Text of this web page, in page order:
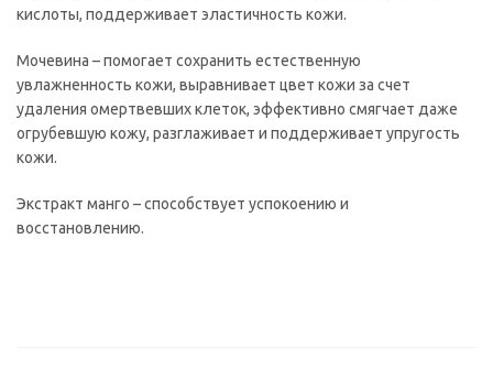
кислоты, поддерживает эластичность кожи.
Мочевина – помогает сохранить естественную
увлажненность кожи, выравнивает цвет кожи за счет
удаления омертвевших клеток, эффективно смягчает даже
огрубевшую кожу, разглаживает и поддерживает упругость
кожи.
Экстракт манго – способствует успокоению и
восстановлению.